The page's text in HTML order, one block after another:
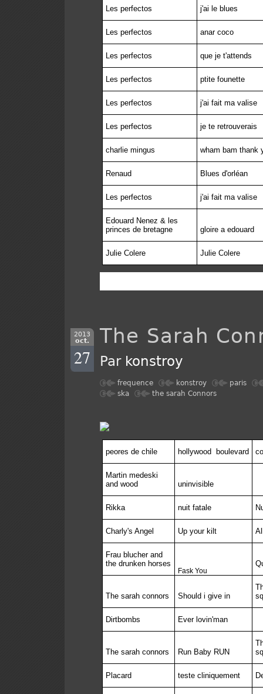
Les perfectos j'ai le blues
Les perfectos anar coco
Les perfectos que je t'attends
Les perfectos ptite founette
Les perfectos j'ai fait ma valise
Les perfectos je te retrouverais
charlie mingus wham bam thank
Renaud Blues d'orléan
Les perfectos j'ai fait ma valise
Edouard Nenez & les
princes de bretagne
gloire a edouard
Julie Colere Julie Colere
2013
oct.
27
The Sarah
Par konstroy
frequence konstroy
paris
ska
the sarah Connors
peores de chile hollywood boulevard
Martin medeski
and wood
uninvisible
Rikka nuit fatale
Charly's Angel Up your kilt
Frau blucher and
the drunken horses
Fask You
The sarah connors Should i give in
Dirtbombs Ever lovin'man
The sarah connors Run Baby RUN
Placard teste cliniquement